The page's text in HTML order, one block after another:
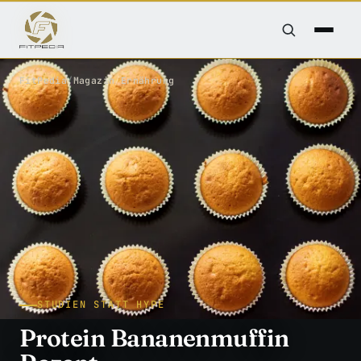
FitPedia/Magazin/Ernährung
STUDIEN STATT HYPE
Protein Bananenmuffin